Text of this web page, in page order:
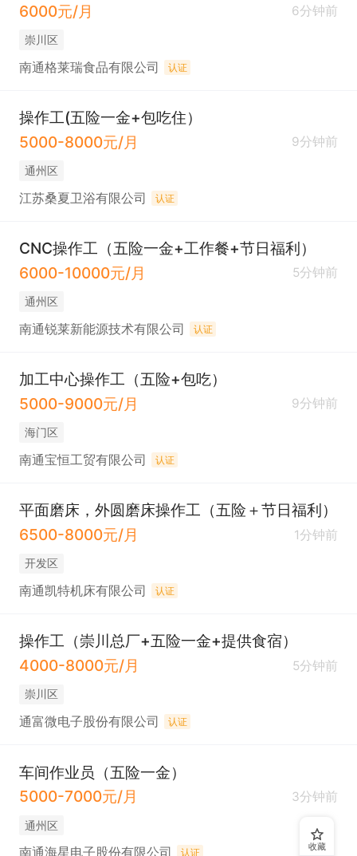
6000元/月
6分钟前
崇川区
南通格莱瑞食品有限公司 认证
操作工(五险一金+包吃住）
5000-8000元/月
9分钟前
通州区
江苏桑夏卫浴有限公司 认证
CNC操作工（五险一金+工作餐+节日福利）
6000-10000元/月
5分钟前
通州区
南通锐莱新能源技术有限公司 认证
加工中心操作工（五险+包吃）
5000-9000元/月
9分钟前
海门区
南通宝恒工贸有限公司 认证
平面磨床，外圆磨床操作工（五险＋节日福利）
6500-8000元/月
1分钟前
开发区
南通凯特机床有限公司 认证
操作工（崇川总厂+五险一金+提供食宿）
4000-8000元/月
5分钟前
崇川区
通富微电子股份有限公司 认证
车间作业员（五险一金）
5000-7000元/月
3分钟前
通州区
南通海星电子股份有限公司 认证 收藏